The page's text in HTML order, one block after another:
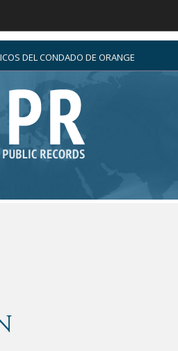
DEL CONDADO DE ORANGE